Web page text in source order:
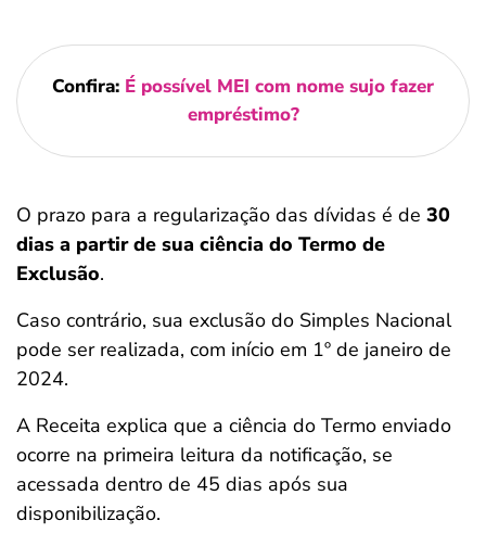
Confira: É possível MEI com nome sujo fazer
empréstimo?
O prazo para a regularização das dívidas é de 30
dias a partir de sua ciência do Termo de
Exclusão.
Caso contrário, sua exclusão do Simples Nacional
pode ser realizada, com início em 1º de janeiro de
2024.
A Receita explica que a ciência do Termo enviado
ocorre na primeira leitura da notificação, se
acessada dentro de 45 dias após sua
disponibilização.